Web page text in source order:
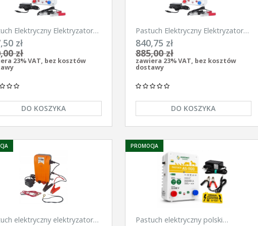
Elektryczny Elektryzator
Pomelac AS-3300 3,3
zł
zł
23% VAT, bez kosztów
DO KOSZYKA
Pastuch Elektryczny Elektryzator
uniwersalny Pomelac AS-4900
4,9Jula
840,75 zł
885,00 zł
zawiera 23% VAT, bez kosztów
dostawy
DO KOSZYKA
elektryczny elektryzator
Pastuch elektryczny polski
PROMOCJA